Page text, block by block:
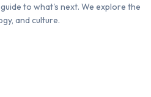
to what's next. We explore the
and culture.